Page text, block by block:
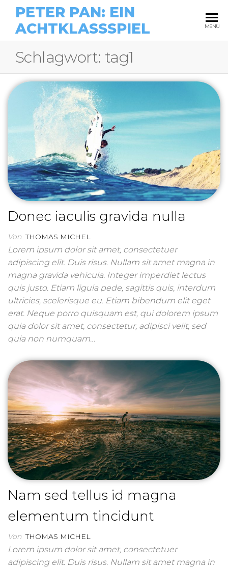
PETER PAN: EIN
ACHTKLASSSPIEL
MENÜ
Schlagwort: tag1
Donec iaculis gravida nulla
Von THOMAS MICHEL
Lorem ipsum dolor sit amet, consectetuer
adipiscing elit. Duis risus. Nullam sit amet magna in
magna gravida vehicula. Integer imperdiet lectus
quis justo. Etiam ligula pede, sagittis quis, interdum
ultricies, scelerisque eu. Etiam bibendum elit eget
erat. Neque porro quisquam est, qui dolorem ipsum
quia dolor sit amet, consectetur, adipisci velit, sed
quia non numquam…
Nam sed tellus id magna
elementum tincidunt
Von THOMAS MICHEL
Lorem ipsum dolor sit amet, consectetuer
adipiscing elit. Duis risus. Nullam sit amet magna in